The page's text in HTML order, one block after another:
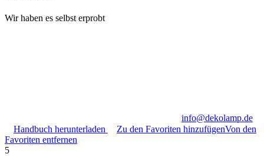
Wir haben es selbst erprobt
info@dekolamp.de
Handbuch herunterladen
Zu den Favoriten hinzufügenVon den
Favoriten entfernen
5